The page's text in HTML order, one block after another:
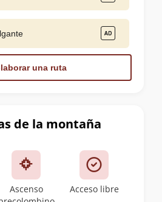
de la montaña
Ascenso
Acceso libre
una ruta